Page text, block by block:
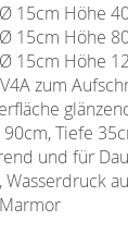
15cm Höhe
15cm Höhe
15cm Höhe
zum
Tiefe
und für